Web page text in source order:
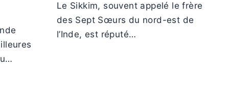
Le Sikkim, souvent appelé le frère
des Sept Sœurs du nord-est de
l’Inde, est réputé…